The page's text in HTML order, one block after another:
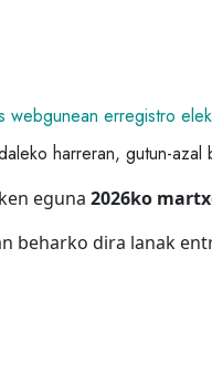
webgunean erregistro
harreran, gutun-azal
eguna 2026ko
beharko dira lanak